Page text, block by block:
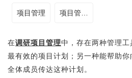
项目管理
在调研项目管理中，存在两种管理
最有效的项目计划；另一种能帮助
全体成员传达这种计划。